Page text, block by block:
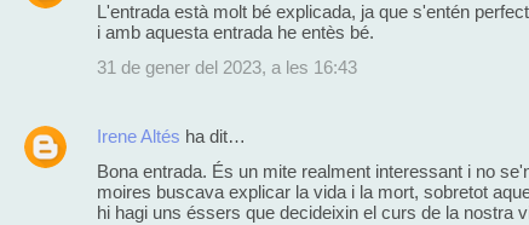
L'entrada està molt bé explicada, ja que s'entén
i amb aquesta entrada he entès bé.
31 de gener del 2023, a les 16:43
Irene Altés ha dit…
Bona entrada. És un mite realment interessant i no
moires buscava explicar la vida i la mort, sobretot
hi hagi uns éssers que decideixin el curs de la nostra